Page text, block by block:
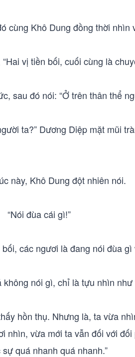
cùng Khô Dung đồng thời nhìn
vị tiền bối, cuối cùng là
sau đó nói: “Ở trên thân thể
ta?” Dương Diệp mặt mũi
này, Khô Dung đột nhiên nói.
“Nói đùa cái gì!”
các ngươi là đang nói đùa
nói gì, chỉ là tựu nhìn
hồn thụ. Nhưng là, ta vừa
nhìn, vừa mới ta vẫn đối với
quá nhanh quá nhanh.”